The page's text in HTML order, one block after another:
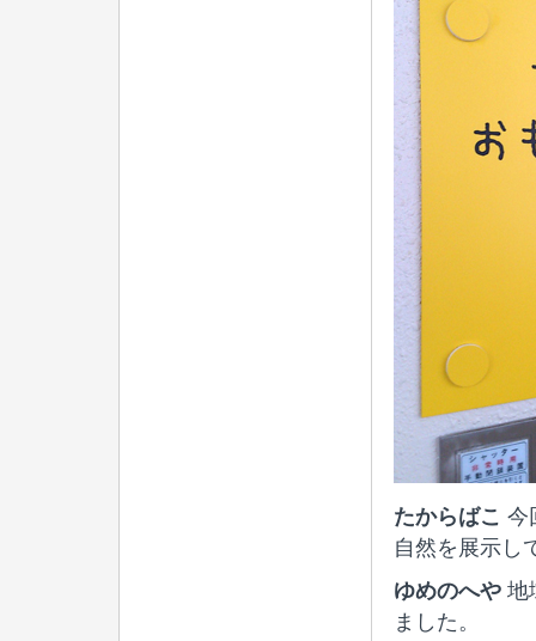
たからばこ 今
自然を展示し
ゆめのへや 地
ました。